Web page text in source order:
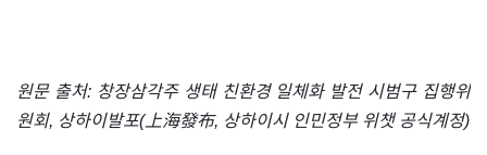
원문 출처: 창장삼각주 생태 친환경 일체화 발전 시범구 집행위
원회, 상하이발포(上海發布, 상하이시 인민정부 위챗 공식계정)